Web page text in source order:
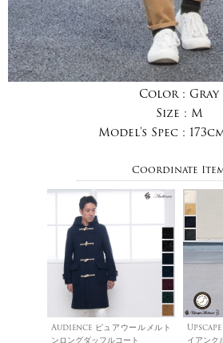
Color : Gray
Size : M
Model's Spec :
Coordinate
Audience ピュアウールメルト
ンロングダッフルコート
イアンク